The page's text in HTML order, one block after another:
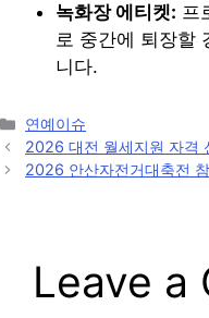
녹화장 에티켓: 프
로 중간에 퇴장할
니다.
Categories
연예이슈
Post
navigation
2026 대전 월세지원 자격
2026 안산자전거대축전
Leave a